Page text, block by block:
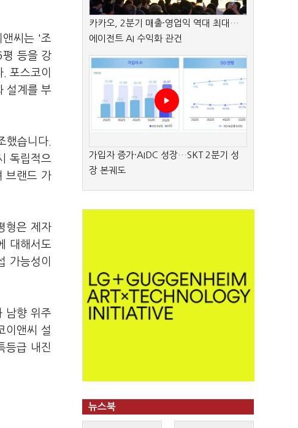
앤씨는 '조
등을 강
포스코이
설계를 부
했습니다.
독립적으
브랜드 가
형은 제자
대해서도
가능성이
남향 위주
이앤씨 설
등급 내진
카카오, 2분기 매출·영업익 역대 최대…
에이전트 AI 수익화 관건
가입자 증가·AIDC 성장…SKT 2분기 성
장 본궤도
뉴스북